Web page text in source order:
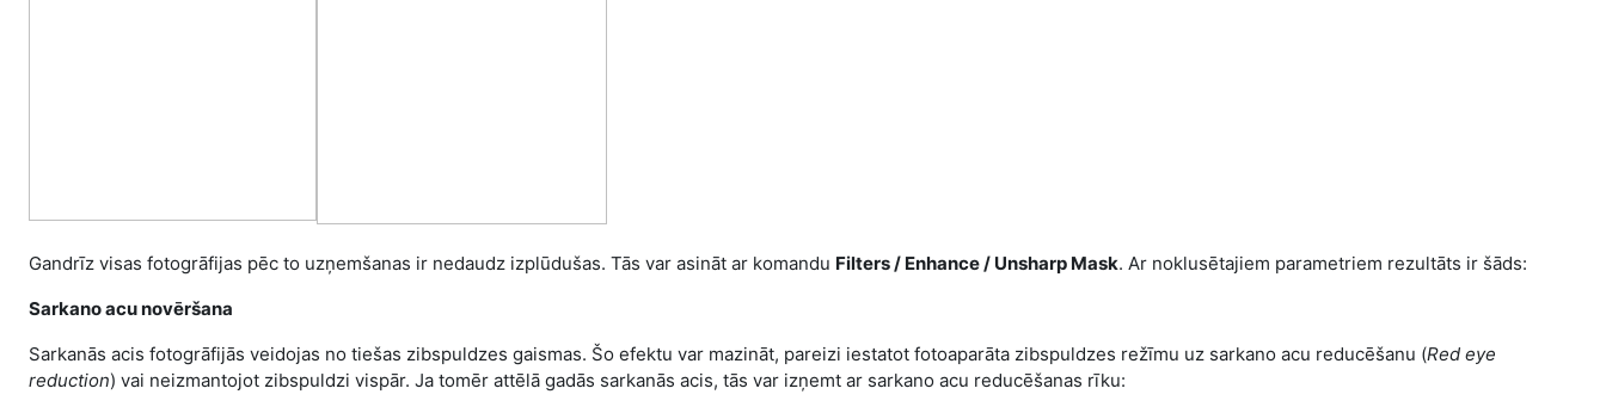
Gandrīz visas fotogrāfijas pēc to uzņemšanas ir nedaudz izplūdušas. Tās var asināt ar komandu Filters / Enhance / Unsharp Mask. Ar noklusētajiem parametriem rezultāts ir šāds:
Sarkano acu novēršana
Sarkanās acis fotogrāfijās veidojas no tiešas zibspuldzes gaismas. Šo efektu var mazināt, pareizi iestatot fotoaparāta zibspuldzes režīmu uz sarkano acu reducēšanu (Red eye
reduction) vai neizmantojot zibspuldzi vispār. Ja tomēr attēlā gadās sarkanās acis, tās var izņemt ar sarkano acu reducēšanas rīku: